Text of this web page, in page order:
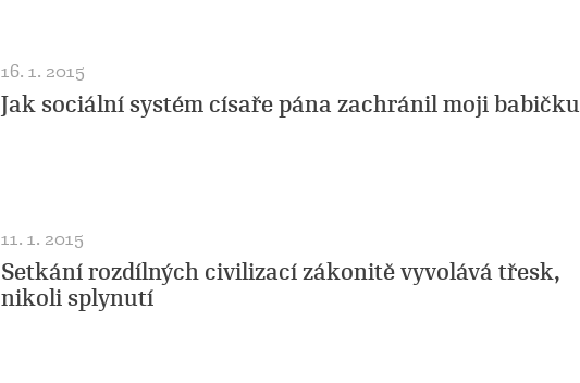
16. 1. 2015
Jak sociální systém císaře pána zachránil moji babičku
11. 1. 2015
Setkání rozdílných civilizací zákonitě vyvolává třesk,
nikoli splynutí